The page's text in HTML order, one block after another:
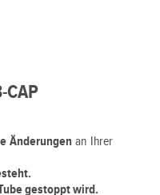
CAP
Änderungen an Ihrer
gestoppt wird.